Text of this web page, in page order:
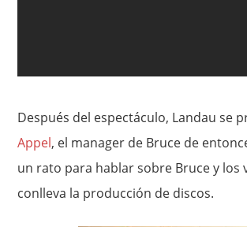
Después del espectáculo, Landau se
Appel, el manager de Bruce de
un rato para hablar sobre Bruce y los
conlleva la producción de discos.